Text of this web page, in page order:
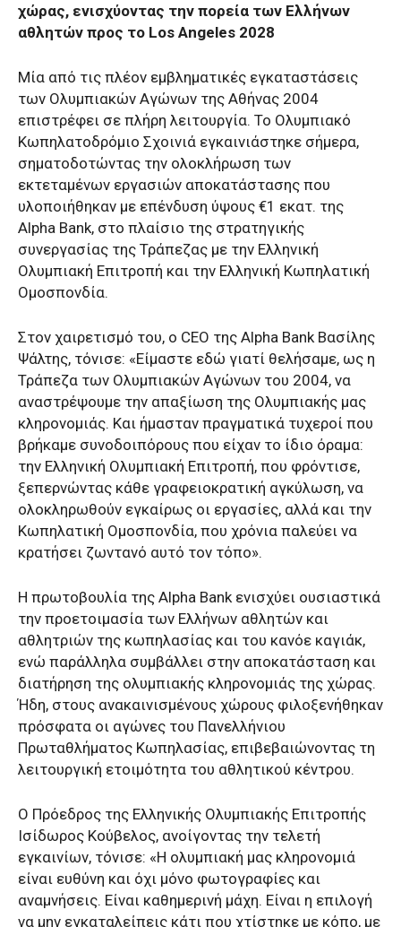
χώρας, ενισχύοντας την πορεία των Ελλήνων
αθλητών προς το Los Angeles 2028
Μία από τις πλέον εμβληματικές εγκαταστάσεις
των Ολυμπιακών Αγώνων της Αθήνας 2004
επιστρέφει σε πλήρη λειτουργία. Το Ολυμπιακό
Κωπηλατοδρόμιο Σχοινιά εγκαινιάστηκε σήμερα,
σηματοδοτώντας την ολοκλήρωση των
εκτεταμένων εργασιών αποκατάστασης που
υλοποιήθηκαν με επένδυση ύψους €1 εκατ. της
Alpha Bank, στο πλαίσιο της στρατηγικής
συνεργασίας της Τράπεζας με την Ελληνική
Ολυμπιακή Επιτροπή και την Ελληνική Κωπηλατική
Ομοσπονδία.
Στον χαιρετισμό του, ο CEO της Alpha Bank Βασίλης
Ψάλτης, τόνισε: «Είμαστε εδώ γιατί θελήσαμε, ως η
Τράπεζα των Ολυμπιακών Αγώνων του 2004, να
αναστρέψουμε την απαξίωση της Ολυμπιακής μας
κληρονομιάς. Και ήμασταν πραγματικά τυχεροί που
βρήκαμε συνοδοιπόρους που είχαν το ίδιο όραμα:
την Ελληνική Ολυμπιακή Επιτροπή, που φρόντισε,
ξεπερνώντας κάθε γραφειοκρατική αγκύλωση, να
ολοκληρωθούν εγκαίρως οι εργασίες, αλλά και την
Κωπηλατική Ομοσπονδία, που χρόνια παλεύει να
κρατήσει ζωντανό αυτό τον τόπο».
Η πρωτοβουλία της Alpha Bank ενισχύει ουσιαστικά
την προετοιμασία των Ελλήνων αθλητών και
αθλητριών της κωπηλασίας και του κανόε καγιάκ,
ενώ παράλληλα συμβάλλει στην αποκατάσταση και
διατήρηση της ολυμπιακής κληρονομιάς της χώρας.
Ήδη, στους ανακαινισμένους χώρους φιλοξενήθηκαν
πρόσφατα οι αγώνες του Πανελλήνιου
Πρωταθλήματος Κωπηλασίας, επιβεβαιώνοντας τη
λειτουργική ετοιμότητα του αθλητικού κέντρου.
Ο Πρόεδρος της Ελληνικής Ολυμπιακής Επιτροπής
Ισίδωρος Κούβελος, ανοίγοντας την τελετή
εγκαινίων, τόνισε: «Η ολυμπιακή μας κληρονομιά
είναι ευθύνη και όχι μόνο φωτογραφίες και
αναμνήσεις. Είναι καθημερινή μάχη. Είναι η επιλογή
να μην εγκαταλείπεις κάτι που χτίστηκε με κόπο, με